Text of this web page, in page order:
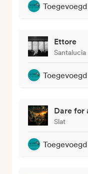
Ettore
Santalucia
Dare for
Slat